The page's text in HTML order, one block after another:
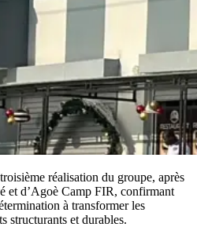
réalisation du groupe, après
et d’Agoè Camp FIR, confirmant
à transformer les
structurants et durables.